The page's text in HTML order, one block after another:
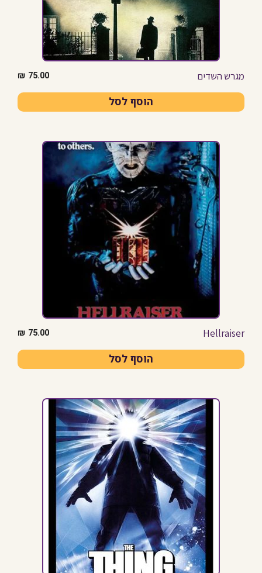
מגרש השדים 75.00
₪
הוסף לסל
Hellraiser
75.00
₪
הוסף לסל